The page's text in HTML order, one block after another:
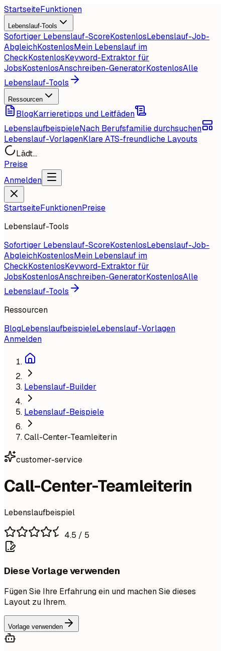
StartseiteFunktionen
Lebenslauf-Tools
Sofortiger Lebenslauf-ScoreKostenlosLebenslauf-Job-
AbgleichKostenlosMein Lebenslauf im
CheckKostenlosKeyword-Extraktor für
JobsKostenlosAnschreiben-GeneratorKostenlosAlle
Lebenslauf-Tools
Ressourcen
BlogKarrieretipps und Leitfäden
LebenslaufbeispieleNach Berufsfamilie durchsuchen
Lebenslauf-VorlagenKlare ATS-freundliche Layouts
Lädt...
Preise
Anmelden
StartseiteFunktionenPreise
Lebenslauf-Tools
Sofortiger Lebenslauf-ScoreKostenlosLebenslauf-Job-
AbgleichKostenlosMein Lebenslauf im
CheckKostenlosKeyword-Extraktor für
JobsKostenlosAnschreiben-GeneratorKostenlosAlle
Lebenslauf-Tools
Ressourcen
BlogLebenslaufbeispieleLebenslauf-Vorlagen
Anmelden
Lebenslauf-Builder
Lebenslauf-Beispiele
Call-Center-Teamleiterin
customer-service
Call-Center-Teamleiterin
Lebenslaufbeispiel
4.5 / 5
Diese Vorlage verwenden
Fügen Sie Ihre Erfahrung ein und machen Sie dieses
Layout zu Ihrem.
Vorlage verwenden